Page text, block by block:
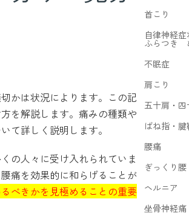
かは状況によります。この記
を解説します。痛みの種類や
て詳しく説明します。
の人々に受け入れられていま
痛を効果的に和らげることが
べきかを見極めることの重要
首こり
自律神経症
ふらつき
不眠症
肩こり
五十肩・四
ばね指・
腰痛
ぎっくり腰
ヘルニア
坐骨神経痛